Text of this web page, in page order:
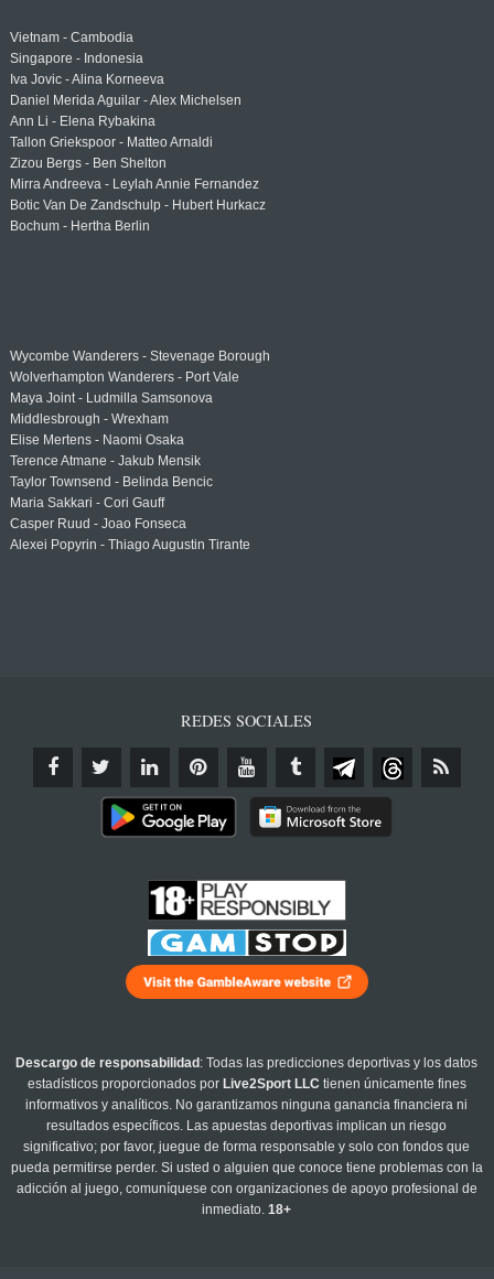
Vietnam - Cambodia
Singapore - Indonesia
Iva Jovic - Alina Korneeva
Daniel Merida Aguilar - Alex Michelsen
Ann Li - Elena Rybakina
Tallon Griekspoor - Matteo Arnaldi
Zizou Bergs - Ben Shelton
Mirra Andreeva - Leylah Annie Fernandez
Botic Van De Zandschulp - Hubert Hurkacz
Bochum - Hertha Berlin
Wycombe Wanderers - Stevenage Borough
Wolverhampton Wanderers - Port Vale
Maya Joint - Ludmilla Samsonova
Middlesbrough - Wrexham
Elise Mertens - Naomi Osaka
Terence Atmane - Jakub Mensik
Taylor Townsend - Belinda Bencic
Maria Sakkari - Cori Gauff
Casper Ruud - Joao Fonseca
Alexei Popyrin - Thiago Augustin Tirante
REDES SOCIALES
Descargo de responsabilidad : Todas las predicciones deportivas y los datos
estadísticos proporcionados por Live2Sport LLC tienen únicamente fines
informativos y analíticos. No garantizamos ninguna ganancia financiera ni
resultados específicos. Las apuestas deportivas implican un riesgo
significativo; por favor, juegue de forma responsable y solo con fondos que
pueda permitirse perder. Si usted o alguien que conoce tiene problemas con la
adicción al juego, comuníquese con organizaciones de apoyo profesional de
inmediato.18+